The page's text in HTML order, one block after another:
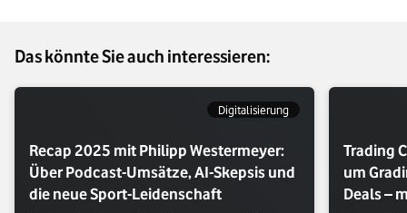
Das könnte Sie auch interessieren:
Digitalisierung
Recap 2025 mit Philipp Westermeyer:
Über Podcast-Umsätze, AI-Skepsis und
die neue Sport-Leidenschaft
Trading
um
Deals –